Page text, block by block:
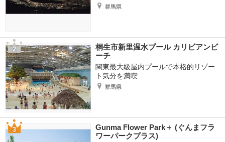
群馬県
桐生市新里温水プール カリビアンビ
ーチ
関東最大級屋内プールで本格的リゾー
ト気分を満喫
群馬県
Gunma Flower Park＋ (ぐんまフラ
ワーパークプラス)